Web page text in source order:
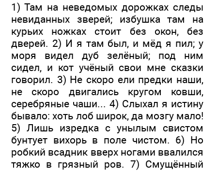
1) Там на неведомых дорожках следы
невиданных зверей; избушка там на
курьих ножках стоит без окон, без
дверей. 2) И я там был, и мёд я пил; у
моря видел дуб зелёный; под ним
сидел, и кот учёный свои мне сказки
говорил. 3) Не скоро ели предки наши,
не скоро двигались кругом ковши,
серебряные чаши... 4) Слыхал я истину
бывало: хоть лоб широк, да мозгу мало!
5) Лишь изредка с унылым свистом
бунтует вихорь в поле чистом. 6) Но
робкий всадник вверх ногами ввалился
тяжко в грязный ров. 7) Смущённый